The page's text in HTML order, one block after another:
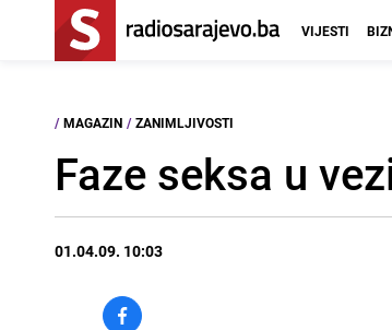
VIJESTI
/ MAGAZIN / ZANIMLJIVOSTI
Faze seksa u
01.04.09. 10:03